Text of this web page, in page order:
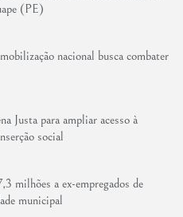
(PE)
nacional busca combater
Justa para ampliar acesso à
social
milhões a ex-empregados de
municipal